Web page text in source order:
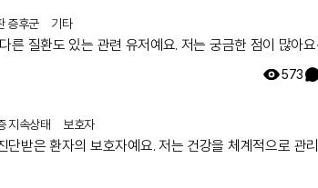
증후군 기타
른 질환도 있는 관련 유저예요. 저는 궁금한 점이 많아
573
지속상태 보호자
단받은 환자의 보호자예요. 저는 건강을 체계적으로 관